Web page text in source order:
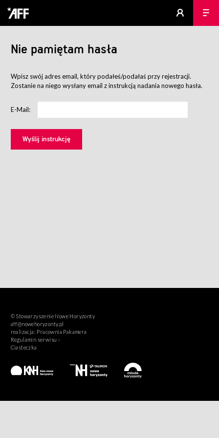
Nie pamiętam hasła
Wpisz swój adres email, który podałeś/podałaś przy rejestracji.
Zostanie na niego wysłany email z instrukcją nadania nowego hasła.
E-Mail:
© Stowarzyszenie Nowe Horyzonty
aff@nowehoryzonty.pl
realizacja: Pracownia Pakamera
Regulamin serwisu ›
Ciasteczka